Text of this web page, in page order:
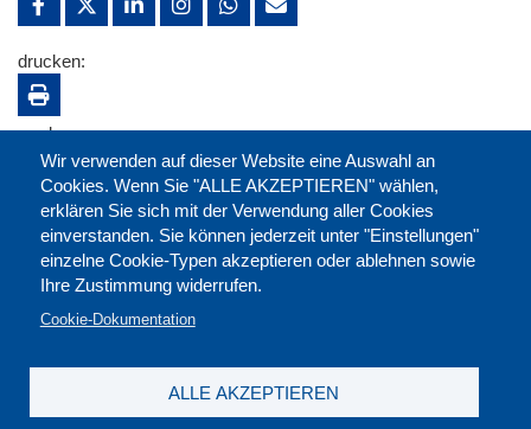
Wir verwenden auf dieser Website eine Auswahl an
Cookies. Wenn Sie "ALLE AKZEPTIEREN" wählen,
erklären Sie sich mit der Verwendung aller Cookies
einverstanden. Sie können jederzeit unter "Einstellungen"
einzelne Cookie-Typen akzeptieren oder ablehnen sowie
Ihre Zustimmung widerrufen.
Cookie-Dokumentation
ALLE AKZEPTIEREN
drucken:
merken: